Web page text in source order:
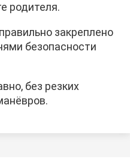
родителя.
закреплено
безопасности
без резких